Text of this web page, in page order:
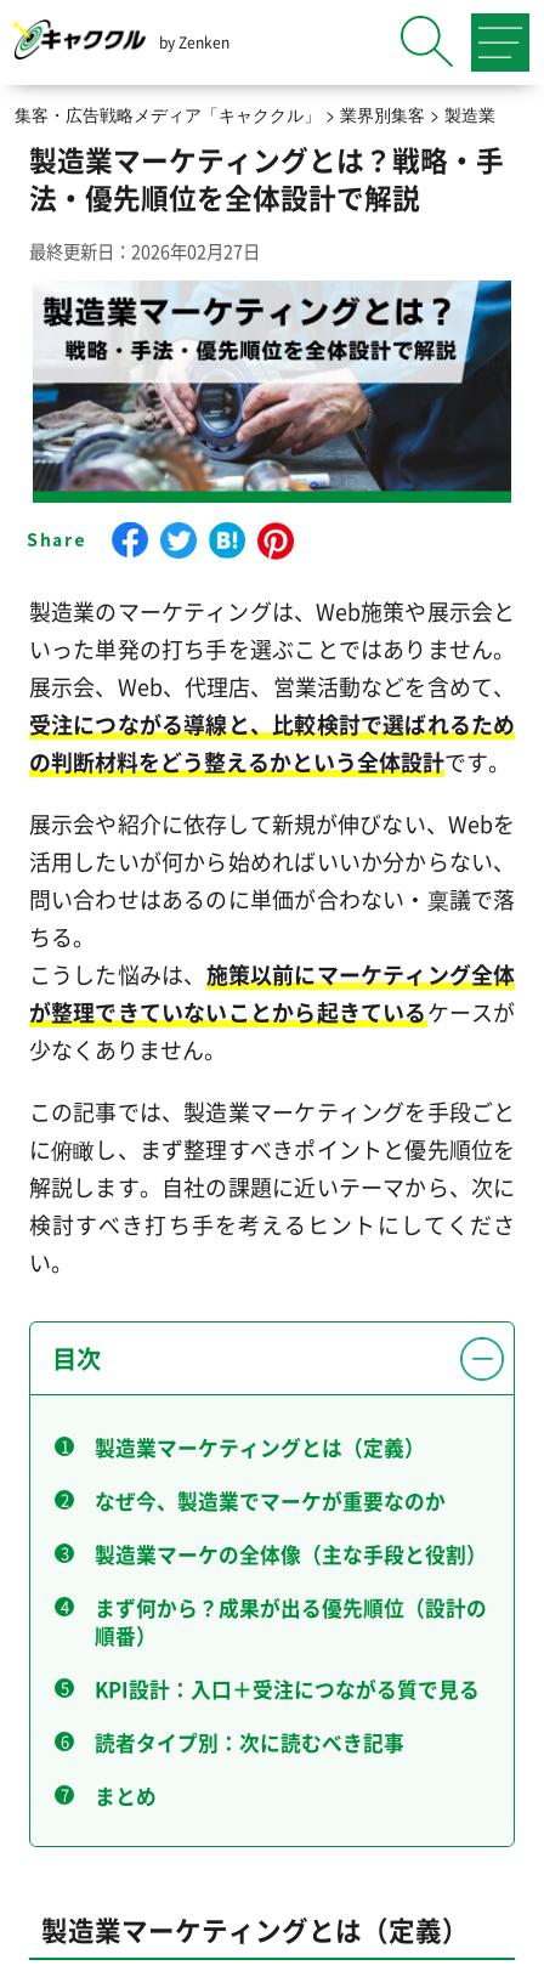
by Zenken
集客・広告戦略メディア「キャククル」 > 業界別集客 > 製造業
製造業マーケティングとは？戦略・手
法・優先順位を全体設計で解説
最終更新日：2026年02月27日
製造業のマーケティングは、Web施策や展示会と
いった単発の打ち手を選ぶことではありません。
展示会、Web、代理店、営業活動などを含めて、
受注につながる導線と、比較検討で選ばれるため
の判断材料をどう整えるかという全体設計です。
展示会や紹介に依存して新規が伸びない、Webを
活用したいが何から始めればいいか分からない、
問い合わせはあるのに単価が合わない・稟議で落
ちる。
こうした悩みは、 施策以前にマーケティング全体
が整理できていないことから起きているケースが
少なくありません。
この記事では、製造業マーケティングを手段ごと
に俯瞰し、まず整理すべきポイントと優先順位を
解説します。自社の課題に近いテーマから、次に
検討すべき打ち手を考えるヒントにしてくださ
い。
目次
製造業マーケティングとは（定義）
なぜ今、製造業でマーケが重要なのか
製造業マーケの全体像（主な手段と役割）
まず何から？成果が出る優先順位（設計の
順番）
KPI設計：入口＋受注につながる質で見る
読者タイプ別：次に読むべき記事
まとめ
製造業マーケティングとは（定義）